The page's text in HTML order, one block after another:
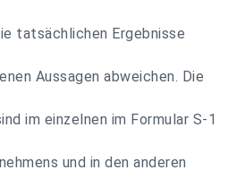
tatsächlichen Ergebnisse
Aussagen abweichen. Die
im einzelnen im Formular S-1
und in den anderen